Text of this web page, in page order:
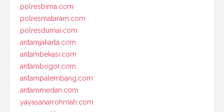
polresbima.com
polresmataram.com
polresdumai.com
antamjakarta.com
antambekasi.com
antambogor.com
antampalembang.com
antammedan.com
yayasanarrohmah.com